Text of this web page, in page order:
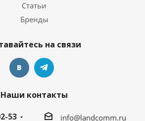
Статьи
Бренды
на связи
Наши контакты
53
info@landcomm.ru